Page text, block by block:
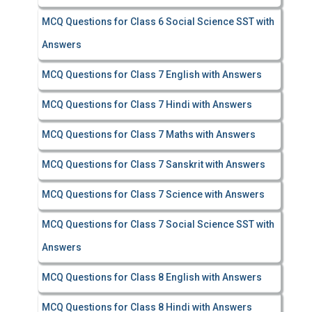
MCQ Questions for Class 6 Social Science SST with
Answers
MCQ Questions for Class 7 English with Answers
MCQ Questions for Class 7 Hindi with Answers
MCQ Questions for Class 7 Maths with Answers
MCQ Questions for Class 7 Sanskrit with Answers
MCQ Questions for Class 7 Science with Answers
MCQ Questions for Class 7 Social Science SST with
Answers
MCQ Questions for Class 8 English with Answers
MCQ Questions for Class 8 Hindi with Answers